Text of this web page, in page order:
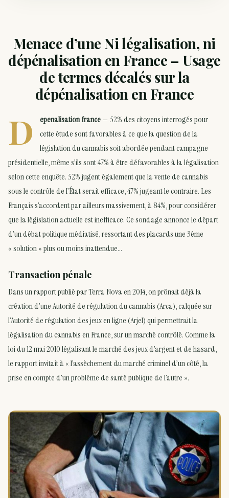
Menace d’une Ni légalisation, ni
dépénalisation en France – Usage
de termes décalés sur la
dépénalisation en France
D epenalisation france— 52% des citoyens interrogés pour
cette étude sont favorables à ce que la question de la
législation du cannabis soit abordée pendant campagne
présidentielle, même s’ils sont 47% à être défavorables à la légalisation
selon cette enquête. 52% jugent également que la vente de cannabis
sous le contrôle de l’État serait efficace, 47% jugeant le contraire. Les
Français s’accordent par ailleurs massivement, à 84%, pour considérer
que la législation actuelle est inefficace. Ce sondage annonce le départ
d’un débat politique médiatisé, ressortant des placards une 3éme
« solution » plus ou moins inattendue…
Transaction pénale
Dans un rapport publié par Terra Nova en 2014, on prônait déjà la
création d’une Autorité de régulation du cannabis (Arca), calquée sur
l’Autorité de régulation des jeux en ligne (Arjel) qui permettrait la
légalisation du cannabis en France, sur un marché contrôlé. Comme la
loi du 12 mai 2010 légalisant le marché des jeux d’argent et de hasard,
le rapport invitait à « l’assèchement du marché criminel d’un côté, la
prise en compte d’un problème de santé publique de l’autre ».